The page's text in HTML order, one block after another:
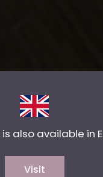
also available in
Visit